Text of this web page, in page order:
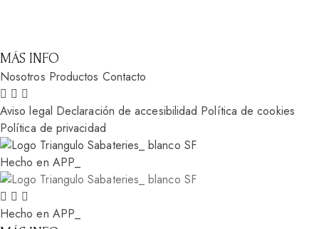
MÁS INFO
Nosotros Productos Contacto
Aviso legal Declaración de accesibilidad Política de cookies
Política de privacidad
Hecho en APP_
Hecho en APP_